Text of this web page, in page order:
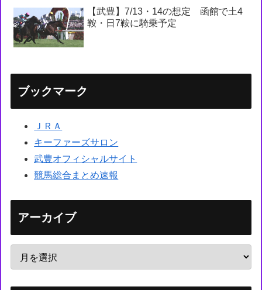
【武豊】7/13・14の想定 函館で土4
鞍・日7鞍に騎乗予定
ブックマーク
ＪＲＡ
キーファーズサロン
武豊オフィシャルサイト
競馬総合まとめ速報
アーカイブ